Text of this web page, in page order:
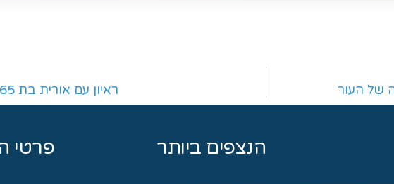
ראיון עם אורית בת 65, מטופלת בנשירת שיער
הנצפים ביותר פרטי